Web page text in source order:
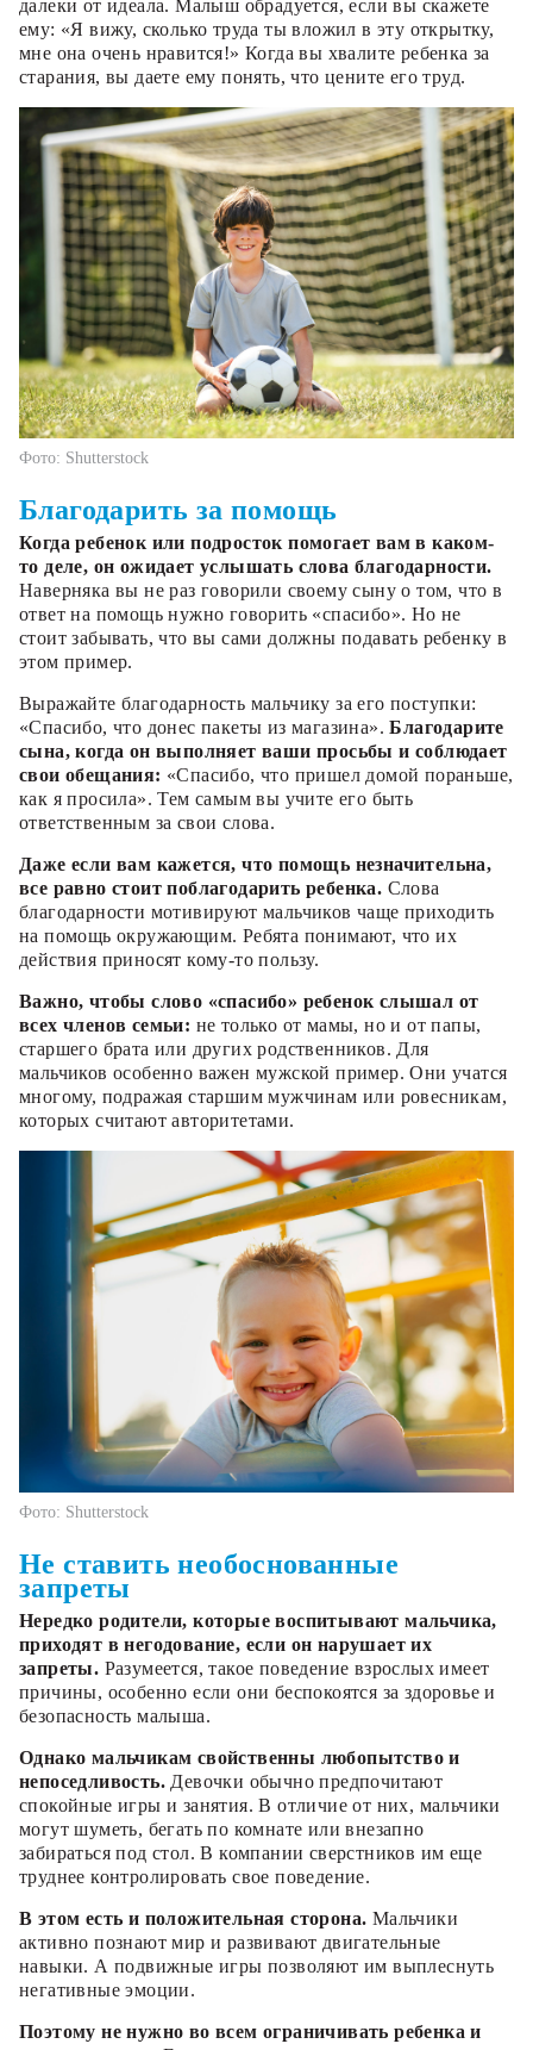
далеки от идеала. Малыш обрадуется, если вы скажете
ему: «Я вижу, сколько труда ты вложил в эту открытку,
мне она очень нравится!» Когда вы хвалите ребенка за
старания, вы даете ему понять, что цените его труд.
Фото: Shutterstock
Благодарить за помощь
Когда ребенок или подросток помогает вам в каком-
то деле, он ожидает услышать слова благодарности.
Наверняка вы не раз говорили своему сыну о том, что в
ответ на помощь нужно говорить «спасибо». Но не
стоит забывать, что вы сами должны подавать ребенку в
этом пример.
Выражайте благодарность мальчику за его поступки:
«Спасибо, что донес пакеты из магазина».Благодарите
сына, когда он выполняет ваши просьбы и соблюдает
свои обещания: «Спасибо, что пришел домой пораньше,
как я просила». Тем самым вы учите его быть
ответственным за свои слова.
Даже если вам кажется, что помощь незначительна,
все равно стоит поблагодарить ребенка. Слова
благодарности мотивируют мальчиков чаще приходить
на помощь окружающим. Ребята понимают, что их
действия приносят кому-то пользу.
Важно, чтобы слово «спасибо» ребенок слышал от
всех членов семьи: не только от мамы, но и от папы,
старшего брата или других родственников. Для
мальчиков особенно важен мужской пример. Они учатся
многому, подражая старшим мужчинам или ровесникам,
которых считают авторитетами.
Фото: Shutterstock
Не ставить необоснованные
запреты
Нередко родители, которые воспитывают мальчика,
приходят в негодование, если он нарушает их
запреты. Разумеется, такое поведение взрослых имеет
причины, особенно если они беспокоятся за здоровье и
безопасность малыша.
Однако мальчикам свойственны любопытство и
непоседливость. Девочки обычно предпочитают
спокойные игры и занятия. В отличие от них, мальчики
могут шуметь, бегать по комнате или внезапно
забираться под стол. В компании сверстников им еще
труднее контролировать свое поведение.
В этом есть и положительная сторона. Мальчики
активно познают мир и развивают двигательные
навыки. А подвижные игры позволяют им выплеснуть
негативные эмоции.
Поэтому не нужно во всем ограничивать ребенка и